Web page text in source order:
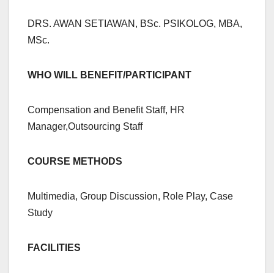
DRS. AWAN SETIAWAN, BSc. PSIKOLOG, MBA,
MSc.
WHO WILL BENEFIT/PARTICIPANT
Compensation and Benefit Staff, HR
Manager,Outsourcing Staff
COURSE METHODS
Multimedia, Group Discussion, Role Play, Case
Study
FACILITIES